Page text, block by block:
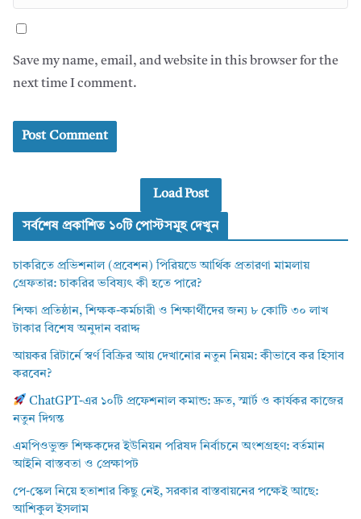
Save my name, email, and website in this browser for the
next time I comment.
Load Post
সর্বশেষ প্রকাশিত ১০টি পোস্টসমূহ দেখুন
চাকরিতে প্রভিশনাল (প্রবেশন) পিরিয়ডে আর্থিক প্রতারণা মামলায়
গ্রেফতার: চাকরির ভবিষ্যৎ কী হতে পারে?
শিক্ষা প্রতিষ্ঠান, শিক্ষক-কর্মচারী ও শিক্ষার্থীদের জন্য ৮ কোটি ৩০ লাখ
টাকার বিশেষ অনুদান বরাদ্দ
আয়কর রিটার্নে স্বর্ণ বিক্রির আয় দেখানোর নতুন নিয়ম: কীভাবে কর হিসাব
করবেন?
ChatGPT-এর ১০টি প্রফেশনাল কমান্ড: দ্রুত, স্মার্ট ও কার্যকর কাজের
নতুন দিগন্ত
এমপিওভুক্ত শিক্ষকদের ইউনিয়ন পরিষদ নির্বাচনে অংশগ্রহণ: বর্তমান
আইনি বাস্তবতা ও প্রেক্ষাপট
পে-স্কেল নিয়ে হতাশার কিছু নেই, সরকার বাস্তবায়নের পক্ষেই আছে:
আশিকুল ইসলাম